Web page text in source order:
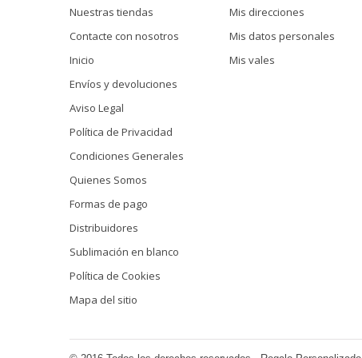
Nuestras tiendas
Contacte con nosotros
Inicio
Envíos y devoluciones
Aviso Legal
Política de Privacidad
Condiciones Generales
Quienes Somos
Formas de pago
Distribuidores
Sublimación en blanco
Política de Cookies
Mapa del sitio
Mis direcciones
Mis datos personales
Mis vales